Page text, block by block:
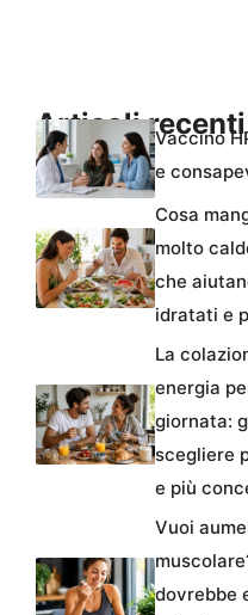
Articoli recenti
Vaccino
e
Cosa
molto
che
idratati e
La
energia
giornata:
scegliere
e più
Vuoi
dovrebbe